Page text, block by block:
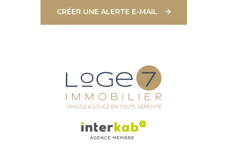
CRÉER UNE ALERTE E-MAIL